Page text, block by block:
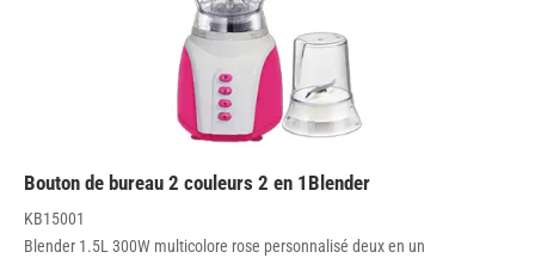
Bouton de bureau 2 couleurs 2 en 1Blender
KB15001
Blender 1.5L 300W multicolore rose personnalisé deux en un